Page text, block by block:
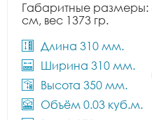
Габаритные размеры:
см, вес 1373 гр.
Длина 310 мм.
Ширина 310 мм.
Высота 350 мм.
Объём 0.03 куб.м.